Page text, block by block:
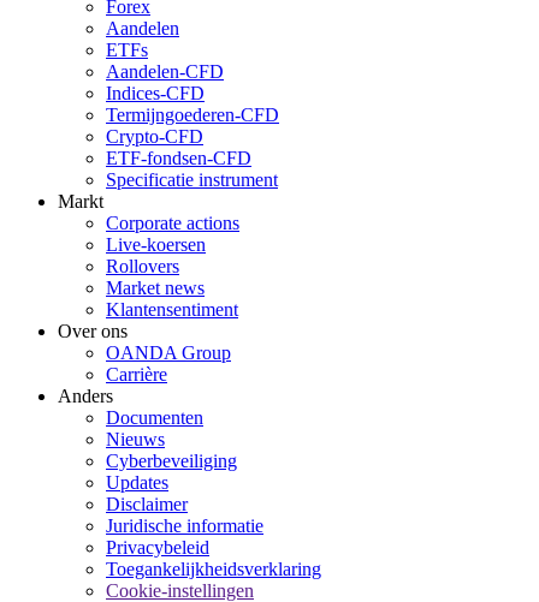
Forex
Aandelen
ETFs
Aandelen-CFD
Indices-CFD
Termijngoederen-CFD
Crypto-CFD
ETF-fondsen-CFD
Specificatie instrument
Markt
Corporate actions
Live-koersen
Rollovers
Market news
Klantensentiment
Over ons
OANDA Group
Carrière
Anders
Documenten
Nieuws
Cyberbeveiliging
Updates
Disclaimer
Juridische informatie
Privacybeleid
Toegankelijkheidsverklaring
Cookie-instellingen